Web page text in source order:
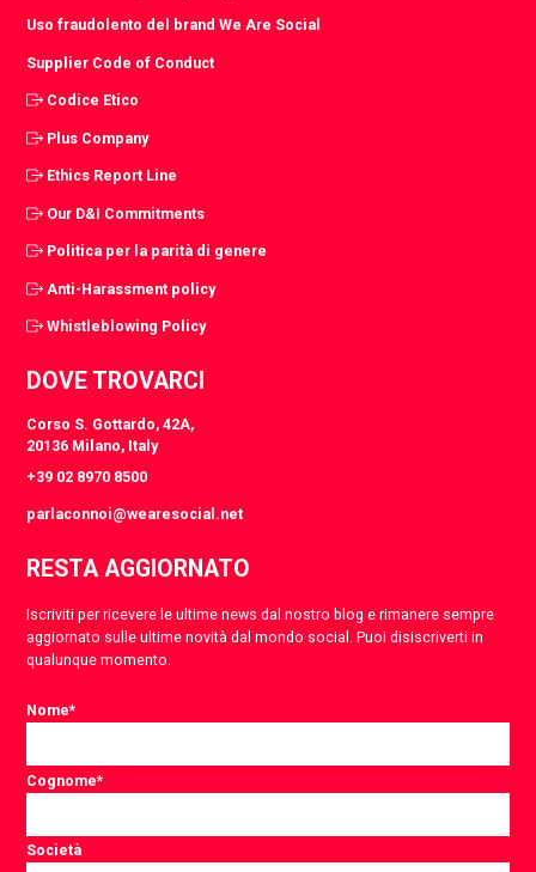
Uso fraudolento del brand We Are Social
Supplier Code of Conduct
Codice Etico
Plus Company
Ethics Report Line
Our D&I Commitments
Politica per la parità di genere
Anti-Harassment policy
Whistleblowing Policy
DOVE TROVARCI
Corso S. Gottardo, 42A,
20136 Milano, Italy
+39 02 8970 8500
parlaconnoi@wearesocial.net
RESTA AGGIORNATO
Iscriviti per ricevere le ultime news dal nostro blog e rimanere sempre
aggiornato sulle ultime novità dal mondo social. Puoi disiscriverti in
qualunque momento.
Nome*
Cognome*
Società